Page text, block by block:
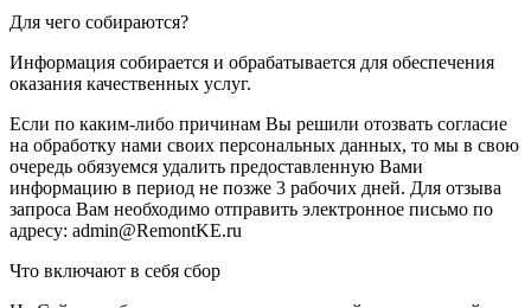
Для чего собираются?
Информация собирается и обрабатывается для обеспечения
оказания качественных услуг.
Если по каким-либо причинам Вы решили отозвать согласие
на обработку нами своих персональных данных, то мы в свою
очередь обязуемся удалить предоставленную Вами
информацию в период не позже 3 рабочих дней. Для отзыва
запроса Вам необходимо отправить электронное письмо по
адресу: admin@RemontKE.ru
Что включают в себя сбор